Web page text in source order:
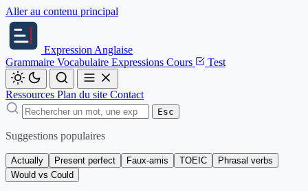
Aller au contenu principal
Expression Anglaise
Grammaire Vocabulaire Expressions Cours Test
Ressources Plan du site Contact
Esc
Suggestions populaires
Actually Present perfect Faux-amis TOEIC
Phrasal verbs
Would vs Could